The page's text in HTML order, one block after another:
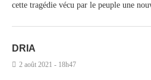
cette tragédie vécu par le peuple une
DRIA
2 août 2021 - 18h47